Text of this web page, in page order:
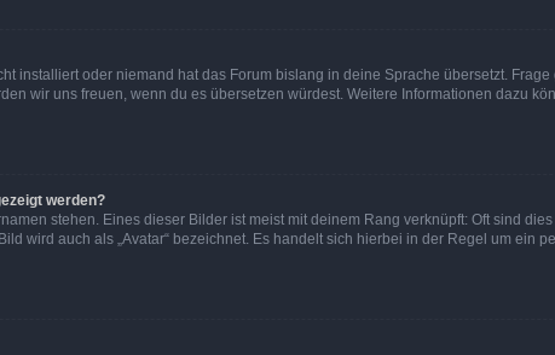
installiert oder niemand hat das Forum bislang in deine Sprache übersetzt.
wir uns freuen, wenn du es übersetzen würdest. Weitere Informationen dazu
werden?
stehen. Eines dieser Bilder ist meist mit deinem Rang verknüpft: Oft sind
wird auch als „Avatar“ bezeichnet. Es handelt sich hierbei in der Regel um ein